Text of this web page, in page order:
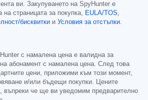
ви. Закупуването на SpyHunter е
страницата за покупка, EULA/TOS,
бисквитки и Условия за отстъпки.
с намалена цена е валидна за
абонамент с намалена цена. След това
цени, приложими към този момент,
и/или бъдещи покупки. Цените
въпреки че ще ви уведомим предварително